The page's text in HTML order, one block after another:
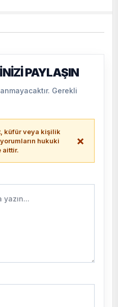
PAYLAŞIN
Gerekli
küfür veya kişilik
hukuki
aittir.
×